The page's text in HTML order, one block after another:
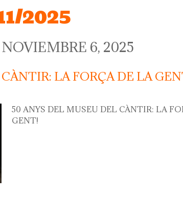
2025
NOVIEMBRE 6, 2025
LA FORÇA DE LA
50 ANYS DEL MUSEU DEL CÀNTIR: LA
GENT!
càntir: la força de la gent!